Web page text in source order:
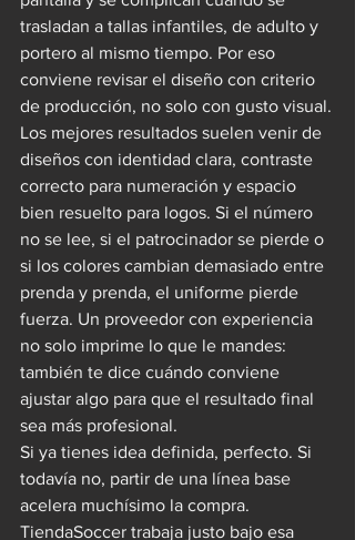
trasladan a tallas infantiles, de adulto y
portero al mismo tiempo. Por eso
conviene revisar el diseño con criterio
de producción, no solo con gusto visual.
Los mejores resultados suelen venir de
diseños con identidad clara, contraste
correcto para numeración y espacio
bien resuelto para logos. Si el número
no se lee, si el patrocinador se pierde o
si los colores cambian demasiado entre
prenda y prenda, el uniforme pierde
fuerza. Un proveedor con experiencia
no solo imprime lo que le mandes:
también te dice cuándo conviene
ajustar algo para que el resultado final
sea más profesional.
Si ya tienes idea definida, perfecto. Si
todavía no, partir de una línea base
acelera muchísimo la compra.
TiendaSoccer trabaja justo bajo esa